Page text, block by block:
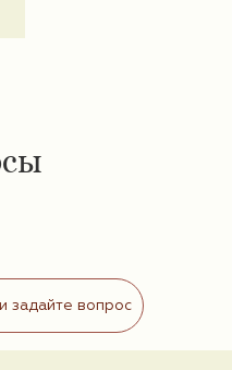
задайте вопрос